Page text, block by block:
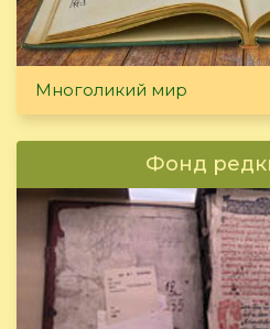
Многоликий мир
Фонд